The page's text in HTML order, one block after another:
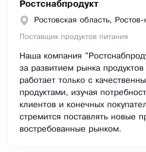
Ростснабпродукт
Ростовская область,
Поставщик продуктов питания
Наша компания
за развитием рынка продуктов
работает только с
продуктами, изучая
клиентов и конечных
стремится поставлять новые
востребованные рынком.